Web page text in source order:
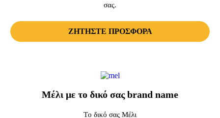
σας.
ΖΗΤΗΣΤΕ ΠΡΟΣΦΟΡΑ
Μέλι με το δικό σας brand name
Tο δικό σας Μέλι